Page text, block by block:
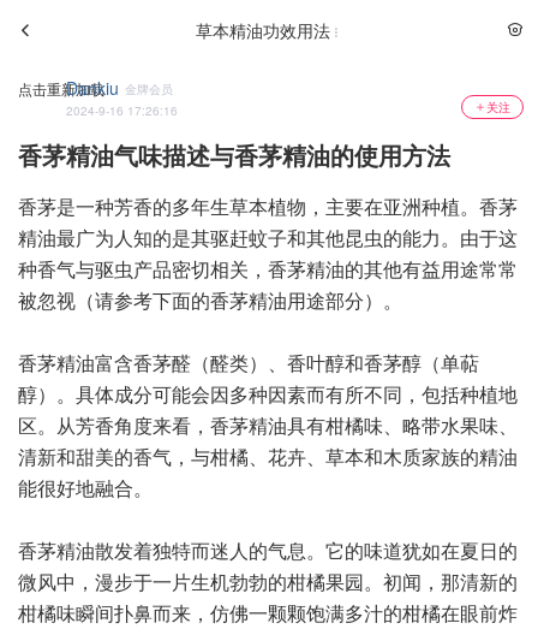
草本精油功效用法
点击重新加载
Dankiu 金牌会员
2024-9-16 17:26:16
关注
香茅精油气味描述与香茅精油的使用方法
香茅是一种芳香的多年生草本植物，主要在亚洲种植。香茅
精油最广为人知的是其驱赶蚊子和其他昆虫的能力。由于这
种香气与驱虫产品密切相关，香茅精油的其他有益用途常常
被忽视（请参考下面的香茅精油用途部分）。
香茅精油富含香茅醛（醛类）、香叶醇和香茅醇（单萜
醇）。具体成分可能会因多种因素而有所不同，包括种植地
区。从芳香角度来看，香茅精油具有柑橘味、略带水果味、
清新和甜美的香气，与柑橘、花卉、草本和木质家族的精油
能很好地融合。
香茅精油散发着独特而迷人的气息。它的味道犹如在夏日的
微风中，漫步于一片生机勃勃的柑橘果园。初闻，那清新的
柑橘味瞬间扑鼻而来，仿佛一颗颗饱满多汁的柑橘在眼前炸